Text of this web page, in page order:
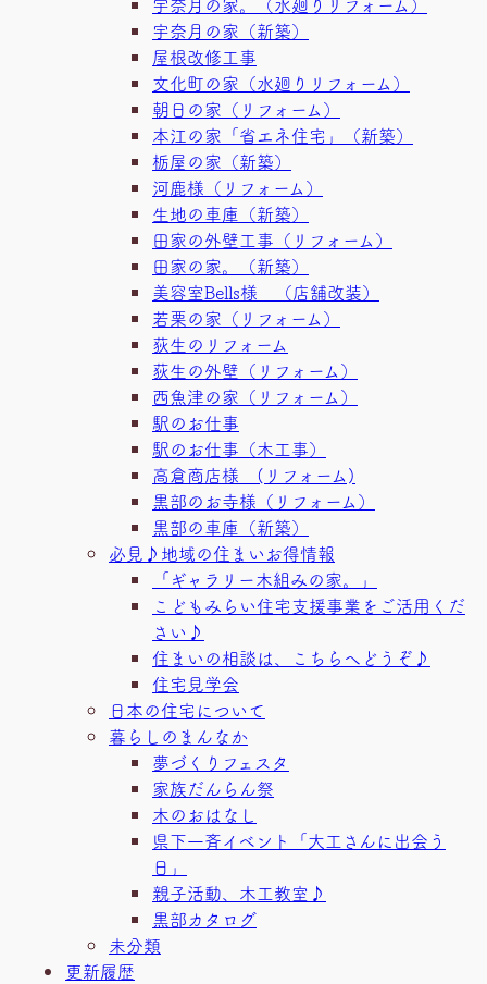
宇奈月の家（新築）
屋根改修工事
文化町の家（水廻りリフォーム）
朝日の家（リフォーム）
本江の家「省エネ住宅」（新築）
栃屋の家（新築）
河鹿様（リフォーム）
生地の車庫（新築）
田家の外壁工事（リフォーム）
田家の家。（新築）
美容室Bells様 （店舗改装）
若栗の家（リフォーム）
荻生のリフォーム
荻生の外壁（リフォーム）
西魚津の家（リフォーム）
駅のお仕事
駅のお仕事（木工事）
高倉商店様 (リフォーム)
黒部のお寺様（リフォーム）
黒部の車庫（新築）
必見♪地域の住まいお得情報
「ギャラリー木組みの家。」
こどもみらい住宅支援事業をご活用くだ
さい♪
住まいの相談は、こちらへどうぞ♪
住宅見学会
日本の住宅について
暮らしのまんなか
夢づくりフェスタ
家族だんらん祭
木のおはなし
県下一斉イベント「大工さんに出会う
日」
親子活動、木工教室♪
黒部カタログ
未分類
更新履歴